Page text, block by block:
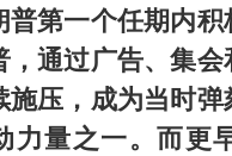
普第一个任期内
，通过广告、集
施压，成为当时
力量之一。而更